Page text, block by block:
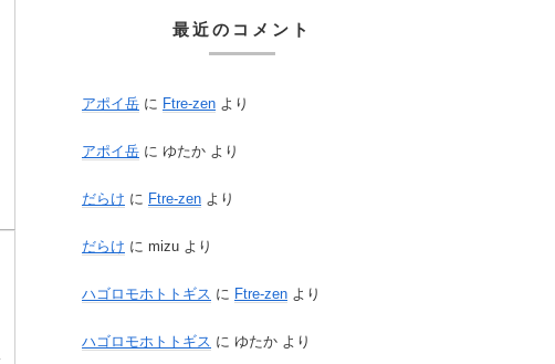
最近のコメント
アポイ岳 に Ftre-zen より
アポイ岳 に ゆたか より
だらけ に Ftre-zen より
だらけ に mizu より
ハゴロモホトトギス に Ftre-zen より
ハゴロモホトトギス に ゆたか より